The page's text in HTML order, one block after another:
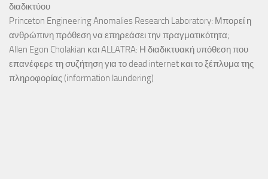
διαδικτύου
Princeton Engineering Anomalies Research Laboratory: Μπορεί η
ανθρώπινη πρόθεση να επηρεάσει την πραγματικότητα;
Allen Egon Cholakian και ALLATRA: Η διαδικτυακή υπόθεση που
επανέφερε τη συζήτηση για το dead internet και το ξέπλυμα της
πληροφορίας (information laundering)